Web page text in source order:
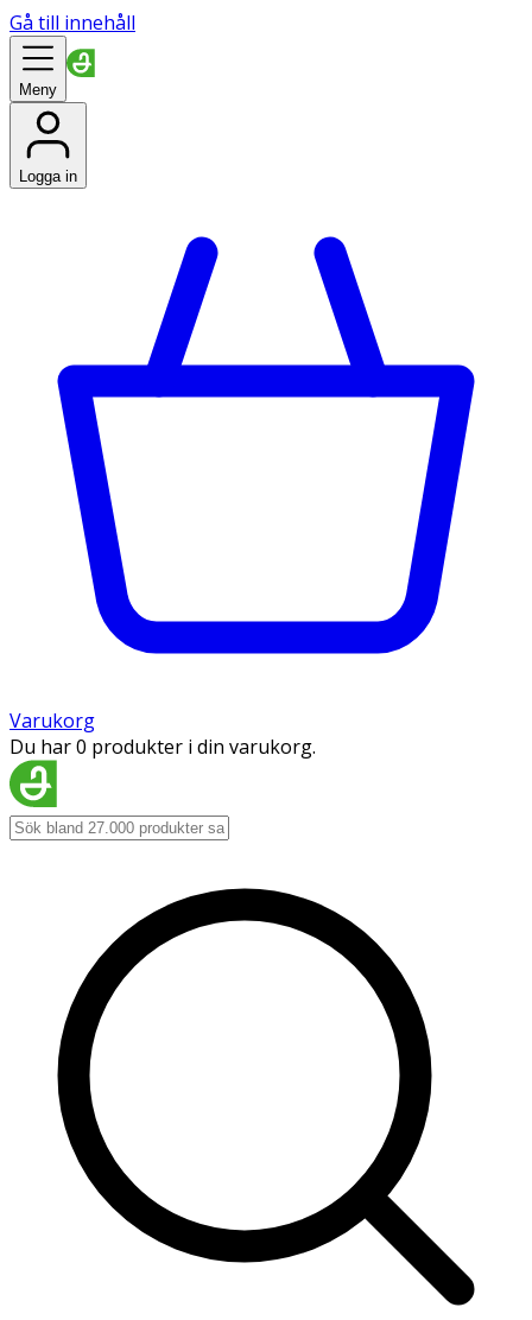
Gå till innehåll
Meny
Logga in
Varukorg
Du har 0 produkter i din varukorg.